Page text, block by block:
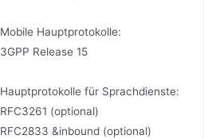
Mobile Hauptprotokolle:
3GPP Release 15
Hauptprotokolle für Sprachdienste:
RFC3261 (optional)
RFC2833 &inbound (optional)